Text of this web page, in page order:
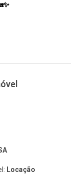
Locação